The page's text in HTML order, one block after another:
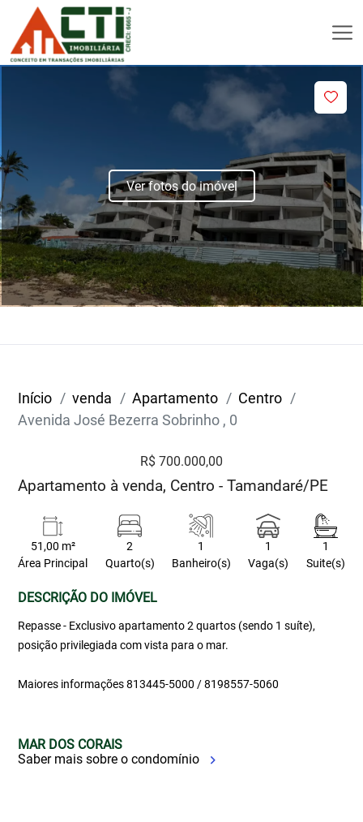
Ver fotos do imóvel
Início venda Apartamento
Centro
Avenida José Bezerra Sobrinho , 0
R$ 700.000,00
Apartamento à venda, Centro - Tamandaré/PE
51,00 m²
Área Principal
2
Quarto(s)
1
Banheiro(s)
1
Vaga(s)
1
Suite(s)
DESCRIÇÃO DO IMÓVEL
Repasse - Exclusivo apartamento 2 quartos (sendo 1 suíte),
posição privilegiada com vista para o mar.
Maiores informações 813445-5000 / 8198557-5060
MAR DOS CORAIS
Saber mais sobre o condomínio